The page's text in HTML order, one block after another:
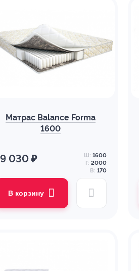
Матрас Balance Forma
1600
030 ₽ Ш: 1600
Г: 2000
В: 170
В корзину